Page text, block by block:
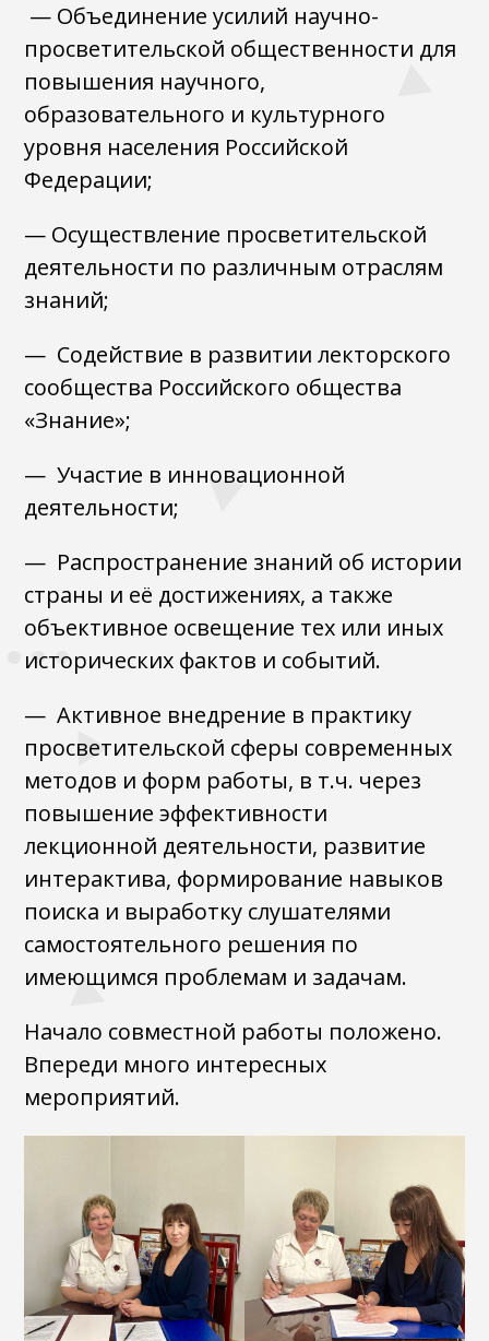
— Объединение усилий научно-
просветительской общественности для
повышения научного,
образовательного и культурного
уровня населения Российской
Федерации;
— Осуществление просветительской
деятельности по различным отраслям
знаний;
— Содействие в развитии лекторского
сообщества Российского общества
«Знание»;
— Участие в инновационной
деятельности;
— Распространение знаний об истории
страны и её достижениях, а также
объективное освещение тех или иных
исторических фактов и событий.
— Активное внедрение в практику
просветительской сферы современных
методов и форм работы, в т.ч. через
повышение эффективности
лекционной деятельности, развитие
интерактива, формирование навыков
поиска и выработку слушателями
самостоятельного решения по
имеющимся проблемам и задачам.
Начало совместной работы положено.
Впереди много интересных
мероприятий.